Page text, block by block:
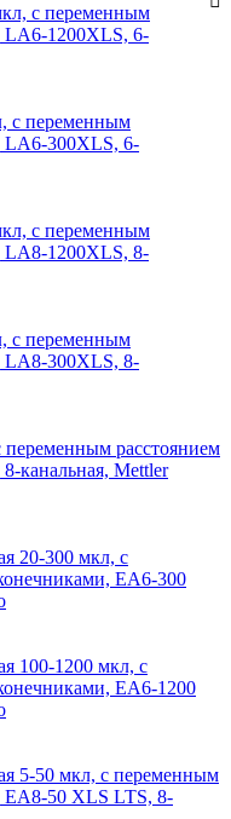
с переменным
LA6-1200XLS, 6-
с переменным
LA6-300XLS, 6-
с переменным
LA8-1200XLS, 8-
с переменным
LA8-300XLS, 8-
переменным расстоянием
канальная, Mettler
20-300 мкл, с
EA6-300
100-1200 мкл, с
EА6-1200
5-50 мкл, с переменным
EА8-50 XLS LTS, 8-